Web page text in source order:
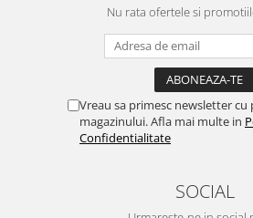
Nu rata ofertele si
Vreau sa primesc newsletter
magazinului. Afla mai multe in
Confidentialitate
SOCIAL